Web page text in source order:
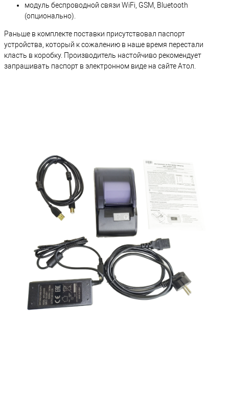
модуль беспроводной связи WiFi, GSM, Bluetooth
(опционально).
Раньше в комплекте поставки присутствовал паспорт
устройства, который к сожалению в наше время перестали
класть в коробку. Производитель настойчиво рекомендует
запрашивать паспорт в электронном виде на сайте Атол.